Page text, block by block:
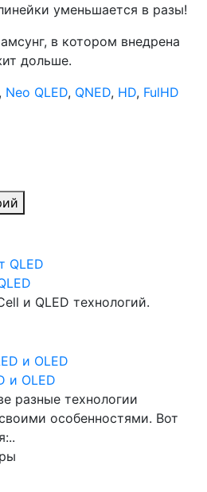
уменьшается в разы!
в котором внедрена
дольше.
, Neo QLED, QNED, HD, FulHD
и QLED технологий.
и OLED
разные технологии
особенностями. Вот